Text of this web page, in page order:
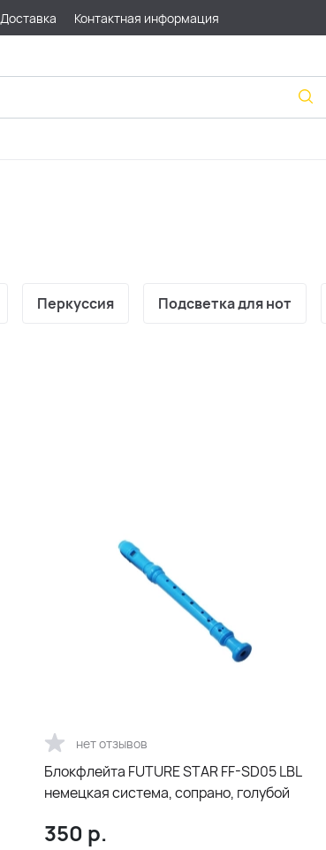
Доставка Контактная информация
Перкуссия Подсветка для нот
нет отзывов
Блокфлейта FUTURE STAR FF-SD05 LBL
немецкая система, сопрано, голубой
350 р.